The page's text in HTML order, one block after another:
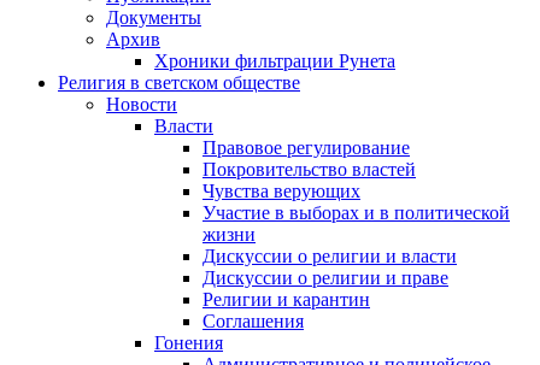
Документы
Архив
Хроники фильтрации Рунета
Религия в светском обществе
Новости
Власти
Правовое регулирование
Покровительство властей
Чувства верующих
Участие в выборах и в политической
жизни
Дискуссии о религии и власти
Дискуссии о религии и праве
Религии и карантин
Соглашения
Гонения